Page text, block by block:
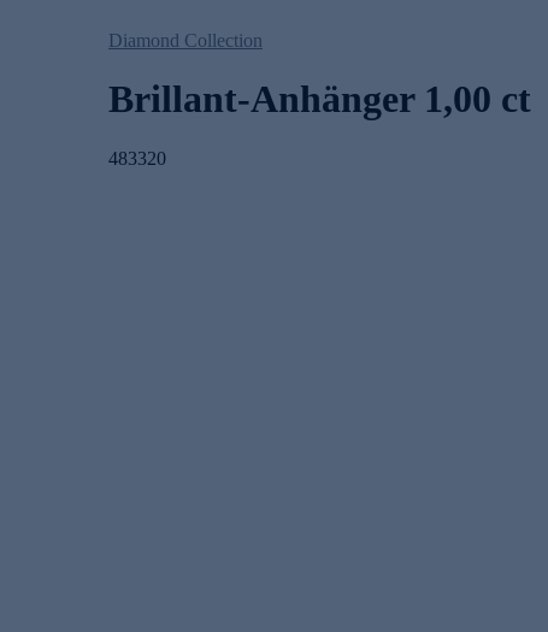
Diamond Collection
Brillant-Anhänger 1,00 ct
483320